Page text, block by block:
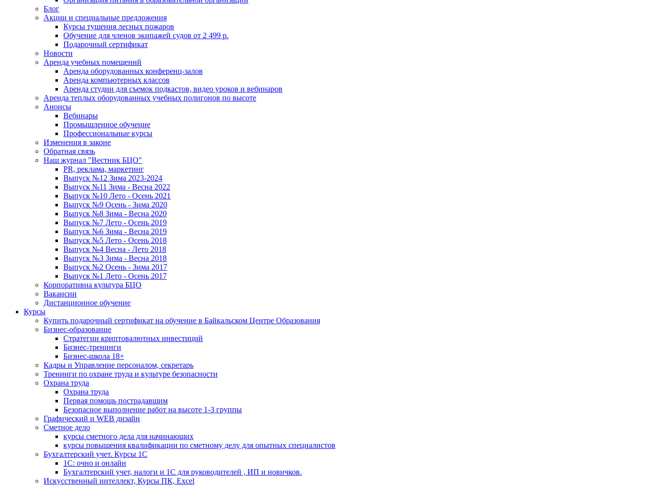
Блог
Акции и специальные предложения
Курсы тушения лесных пожаров
Обучение для членов экипажей судов от 2 499 р.
Подарочный сертификат
Новости
Аренда учебных помещений
Аренда оборудованных конференц-залов
Аренда компьютерных классов
Аренда студии для съемок подкастов, видео уроков и вебинаров
Аренда теплых оборудованных учебных полигонов по высоте
Анонсы
Вебинары
Промышленное обучение
Профессиональные курсы
Изменения в законе
Обратная связь
Наш журнал "Вестник БЦО"
PR, реклама, маркетинг
Выпуск №12 Зима 2023-2024
Выпуск №11 Зима - Весна 2022
Выпуск №10 Лето - Осень 2021
Выпуск №9 Осень - Зима 2020
Выпуск №8 Зима - Весна 2020
Выпуск №7 Лето - Осень 2019
Выпуск №6 Зима - Весна 2019
Выпуск №5 Лето - Осень 2018
Выпуск №4 Весна - Лето 2018
Выпуск №3 Зима - Весна 2018
Выпуск №2 Осень - Зима 2017
Выпуск №1 Лето - Осень 2017
Корпоративна культура БЦО
Вакансии
Дистанционное обучение
Курсы
Купить подарочный сертификат на обучение в Байкальском Центре Образования
Бизнес-образование
Стратегии криптовалютных инвестиций
Бизнес-тренинги
Бизнес-школа 18+
Кадры и Управление персоналом, секретарь
Тренинги по охране труда и культуре безопасности
Охрана труда
Охрана труда
Первая помощь пострадавшим
Безопасное выполнение работ на высоте 1-3 группы
Графический и WEB дизайн
Сметное дело
курсы сметного дела для начинающих
курсы повышения квалификации по сметному делу для опытных специалистов
Бухгалтерский учет. Курсы 1С
1С: очно и онлайн
Бухгалтерский учет, налоги и 1С для руководителей , ИП и новичков.
Искусственный интеллект, Курсы ПК, Excel